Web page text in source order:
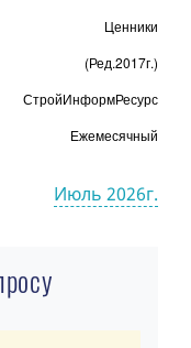
Ценники
(Ред.2017г.)
СтройИнформРесурс
Ежемесячный
Июль 2026г.